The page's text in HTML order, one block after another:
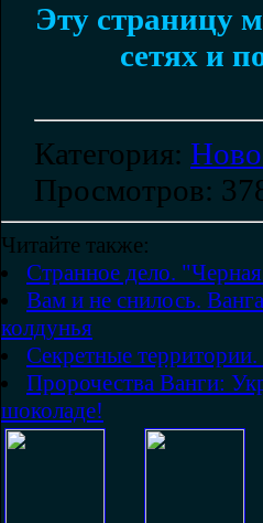
Эту страницу
сетях и
Категория:
Просмотров:
Читайте также:
Странное дело.
Вам и не снилось.
колдунья
Секретные
Пророчества Ванги:
шоколаде!